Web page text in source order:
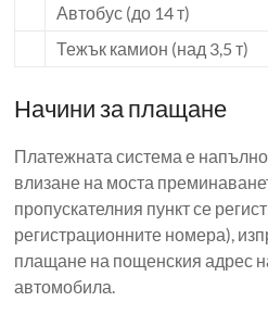
Автобус (до 14 т)
Тежък камион (над 3,5 т)
Начини за плащане
Платежната система е
влизане на моста
пропускателния пункт се
регистрационните номера),
плащане на пощенския адрес
автомобила.